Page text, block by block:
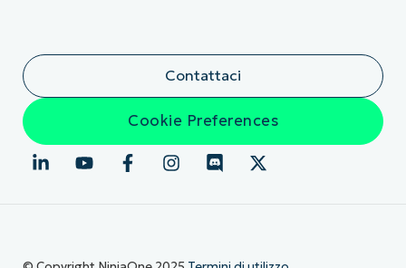
Contattaci
Cookie Preferences